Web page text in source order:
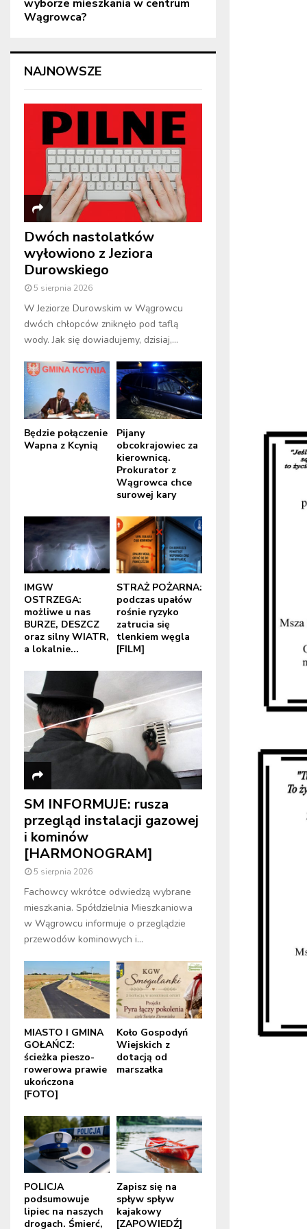
wyborze mieszkania w centrum
Wągrowca?
NAJNOWSZE
Dwóch nastolatków
wyłowiono z Jeziora
Durowskiego
5 sierpnia 2026
W Jeziorze Durowskim w Wągrowcu
dwóch chłopców zniknęło pod taflą
wody. Jak się dowiadujemy, dzisiaj,...
Będzie połączenie
Wapna z Kcynią
Pijany
obcokrajowiec za
kierownicą.
Prokurator z
Wągrowca chce
surowej kary
IMGW
OSTRZEGA:
możliwe u nas
BURZE, DESZCZ
oraz silny WIATR,
a lokalnie...
STRAŻ POŻARNA:
podczas upałów
rośnie ryzyko
zatrucia się
tlenkiem węgla
[FILM]
SM INFORMUJE: rusza
przegląd instalacji gazowej
i kominów
[HARMONOGRAM]
5 sierpnia 2026
Fachowcy wkrótce odwiedzą wybrane
mieszkania. Spółdzielnia Mieszkaniowa
w Wągrowcu informuje o przeglądzie
przewodów kominowych i...
MIASTO I GMINA
GOŁAŃCZ:
ścieżka pieszo-
rowerowa prawie
ukończona
[FOTO]
Koło Gospodyń
Wiejskich z
dotacją od
marszałka
POLICJA
podsumowuje
lipiec na naszych
drogach. Śmierć,
Zapisz się na
spływ spływ
kajakowy
[ZAPOWIEDŹ]